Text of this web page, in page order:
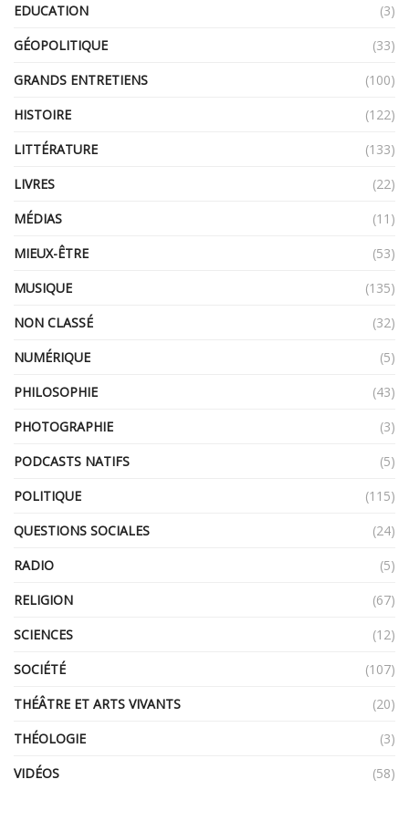
EDUCATION
(3)
GÉOPOLITIQUE
(33)
GRANDS ENTRETIENS
(100)
HISTOIRE
(122)
LITTÉRATURE
(133)
LIVRES
(22)
MÉDIAS
(11)
MIEUX-ÊTRE
(53)
MUSIQUE
(135)
NON CLASSÉ
(32)
NUMÉRIQUE
(5)
PHILOSOPHIE
(43)
PHOTOGRAPHIE
(3)
PODCASTS NATIFS
(5)
POLITIQUE
(115)
QUESTIONS SOCIALES
(24)
RADIO
(5)
RELIGION
(67)
SCIENCES
(12)
SOCIÉTÉ
(107)
THÉÂTRE ET ARTS VIVANTS
(20)
THÉOLOGIE
(3)
VIDÉOS
(58)